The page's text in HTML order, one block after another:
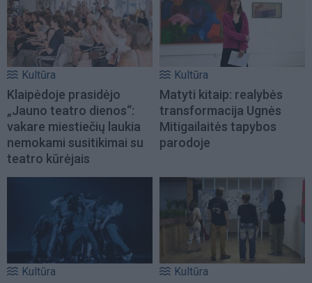
Kultūra
Klaipėdoje prasidėjo
„Jauno teatro dienos“:
vakare miestiečių laukia
nemokami susitikimai su
teatro kūrėjais
Kultūra
Matyti kitaip: realybės
transformacija Ugnės
Mitigailaitės tapybos
parodoje
Kultūra Kultūra